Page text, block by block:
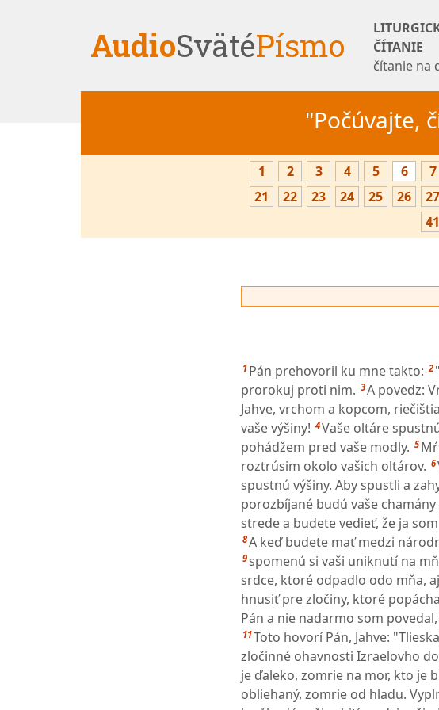
AudioSvätéPísmo
ČÍTANIE
čítanie na
"Počúvajte,
1 2 3 4 5 6 7
21
22 23 24 25 26 27
41
1 Pán prehovoril ku mne takto: 2
prorokuj proti nim. 3A povedz:
Jahve, vrchom a kopcom,
vaše výšiny! 4Vaše oltáre
pohádžem pred vaše modly. 5
roztrúsim okolo vašich oltárov. 6
spustnú výšiny. Aby spustli a
porozbíjané budú vaše
strede a budete vedieť, že ja
8A keď budete mať medzi
9spomenú si vaši uniknutí na
srdce, ktoré odpadlo odo mňa,
hnusiť pre zločiny, ktoré
Pán a nie nadarmo som
11Toto hovorí Pán, Jahve:
zločinné ohavnosti Izraelovho
je ďaleko, zomrie na mor, kto je
obliehaný, zomrie od hladu.